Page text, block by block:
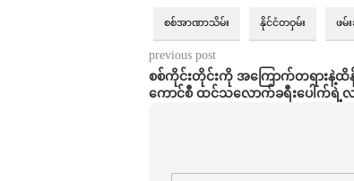
စစ်အာဏာသိမ်း နိုင်ငံတဝှမ်း ဖမ်
previous post
စစ်ကိုင်းတိုင်းကို အကြောက်တရားနဲ့ထိန်
ကောင်စီ ထင်သလောက်ခရီးပေါက်ရဲ့လာ